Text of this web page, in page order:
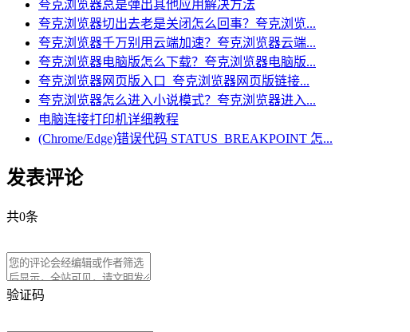
夸克浏览器总是弹出其他应用解决方法
夸克浏览器切出去老是关闭怎么回事？夸克浏览...
夸克浏览器千万别用云端加速？夸克浏览器云端...
夸克浏览器电脑版怎么下载？夸克浏览器电脑版...
夸克浏览器网页版入口_夸克浏览器网页版链接...
夸克浏览器怎么进入小说模式？夸克浏览器进入...
电脑连接打印机详细教程
(Chrome/Edge)错误代码 STATUS_BREAKPOINT 怎...
发表评论
共0条
验证码